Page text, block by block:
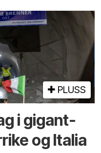
PLUSS
i gigant­
og Italia